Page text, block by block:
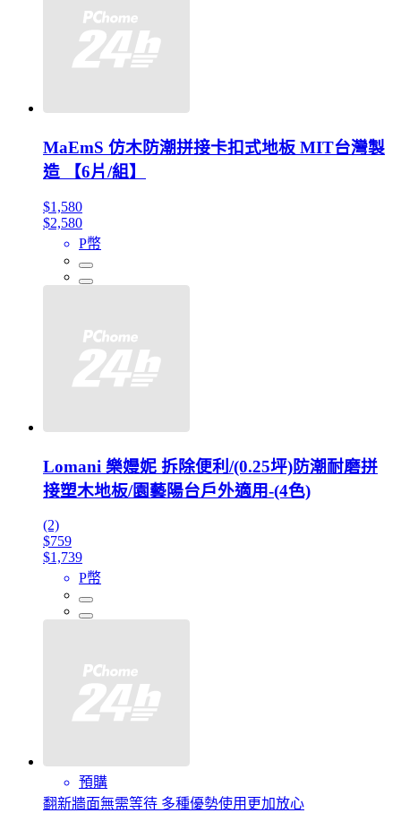
MaEmS 仿木防潮拼接卡扣式地板 MIT台灣製
造 【6片/組】
$1,580
$2,580
P幣
Lomani 樂嫚妮 拆除便利/(0.25坪)防潮耐磨拼
接塑木地板/園藝陽台戶外適用-(4色)
(2)
$759
$1,739
P幣
預購
翻新牆面無需等待 多種優勢使用更加放心